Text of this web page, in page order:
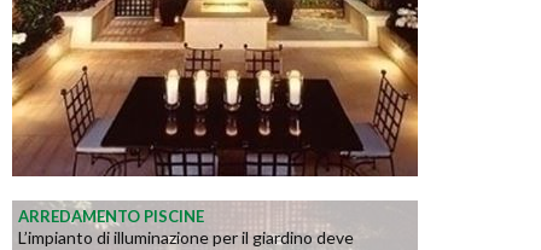
ARREDAMENTO PISCINE
L’impianto di illuminazione per il giardino deve